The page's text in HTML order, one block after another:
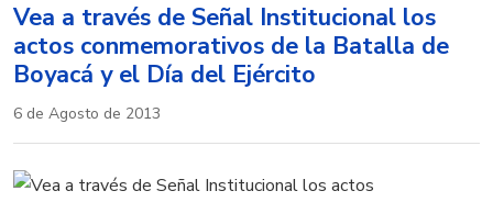
Vea a través de Señal Institucional los
actos conmemorativos de la Batalla de
Boyacá y el Día del Ejército
6 de Agosto de 2013